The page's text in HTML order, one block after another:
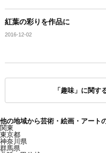
紅葉の彩りを作品に
2016-12-02
「趣味」に関す
他の地域から芸術・絵画・アート
関東
東京都
神奈川県
群馬県